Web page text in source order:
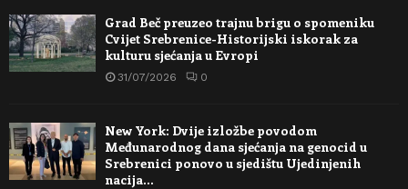
Grad Beč preuzeo trajnu brigu o spomeniku
Cvijet Srebrenice-Historijski iskorak za
kulturu sjećanja u Evropi
31/07/2026 0
New York: Dvije izložbe povodom
Međunarodnog dana sjećanja na genocid u
Srebrenici ponovo u sjedištu Ujedinjenih
nacija…